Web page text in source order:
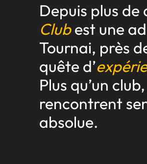
Depuis plus
Clubest une
Tournai, près
quête d’
Plus qu’un
rencontrent
absolue.